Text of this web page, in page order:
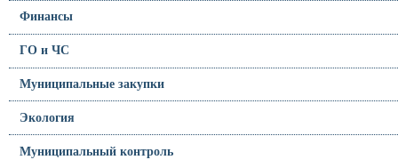
Финансы
ГО и ЧС
Муниципальные закупки
Экология
Муниципальный контроль